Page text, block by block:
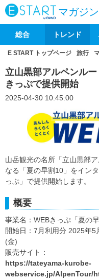
マガジン
総合 トレンド
E START トップページ 旅行
立山黒部アルペンル
きっぷで提供開始
2025-04-30 10:45:00
山岳観光の名所「立山黒部
なる「夏の早割10」をイン
っぷ」で提供開始します。
概要
事業名：WEBきっぷ「夏の
開始日：7月利用分 2025年
(金)
販売サイト：
https://tateyama-kurobe-
webservice.jp/AlpenTour/